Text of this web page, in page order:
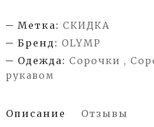
Метка: СКИДКА
Бренд: OLYMP
Одежда: Сорочки ,
рукавом
Описание Отзывы